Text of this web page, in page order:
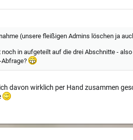
(unsere fleißigen Admins löschen ja
in aufgeteilt auf die drei Abschnitte -
davon wirklich per Hand zusammen